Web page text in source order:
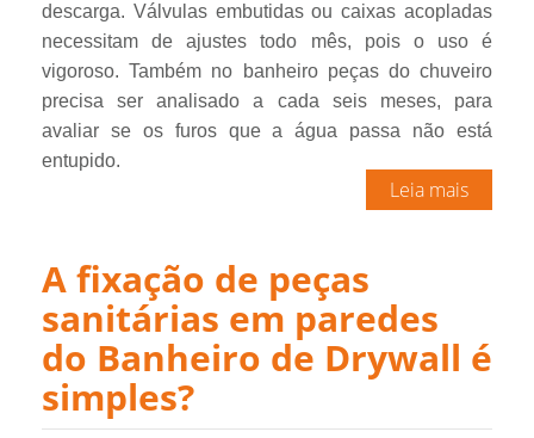
descarga. Válvulas embutidas ou caixas acopladas
necessitam de ajustes todo mês, pois o uso é
vigoroso. Também no banheiro peças do chuveiro
precisa ser analisado a cada seis meses, para
avaliar se os furos que a água passa não está
entupido.
Leia mais
A fixação de peças
sanitárias em paredes
do Banheiro de Drywall é
simples?